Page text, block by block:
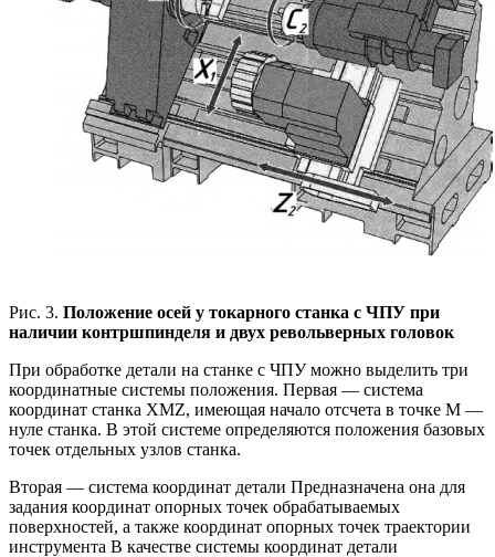
Рис. 3. Положение осей у токарного станка с ЧПУ при
наличии контршпинделя и двух револьверных головок
При обработке детали на станке с ЧПУ можно выделить три
координатные системы положения. Первая — система
координат станка XMZ, имеющая начало отсчета в точке М —
нуле станка. В этой системе определяются положения базовых
точек отдельных узлов станка.
Вторая — система координат детали Предназначена она для
задания координат опорных точек обрабатываемых
поверхностей, а также координат опорных точек траектории
инструмента В качестве системы координат детали